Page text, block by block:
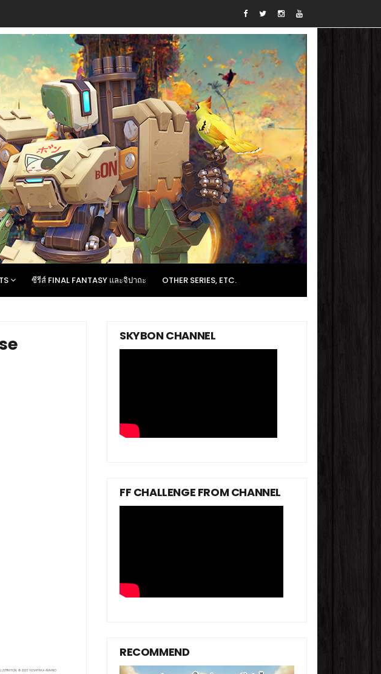
ซีรีส์ FINAL FANTASY และจิปาถะ OTHER SERIES, ETC.
SKYBON CHANNEL
FF CHALLENGE FROM CHANNEL
RECOMMEND